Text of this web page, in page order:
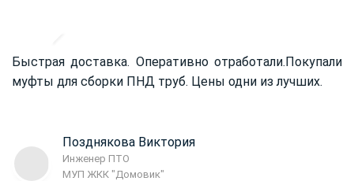
Быстрая доставка. Оперативно отработали.Покупали
муфты для сборки ПНД труб. Цены одни из лучших.
Позднякова Виктория
Инженер ПТО
МУП ЖКК "Домовик"